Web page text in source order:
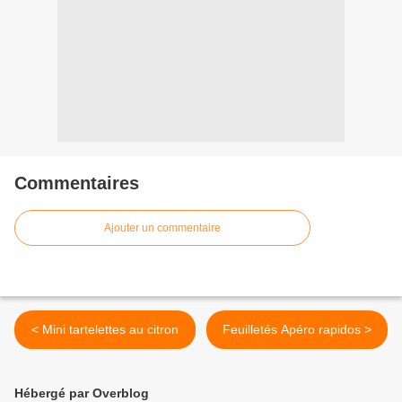
Commentaires
Ajouter un commentaire
< Mini tartelettes au citron Feuilletés Apéro rapidos >
Hébergé par Overblog